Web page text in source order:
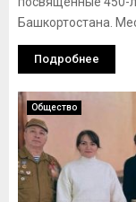
Башкортостана.
Подробнее
Общество